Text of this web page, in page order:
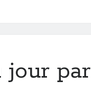
jour par